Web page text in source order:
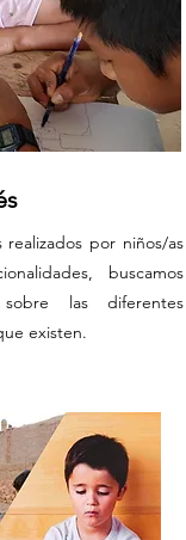
por niños/as
buscamos
las diferentes
existen.